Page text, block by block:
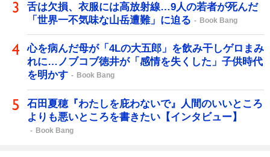
舌は欠損、衣服には高放射線…9人の若者が死んだ
「世界一不気味な山岳遭難」に迫る
Book Bang
心を病んだ母が「4Lの大五郎」を飲み干しゲロまみ
れに…ノブコブ徳井が「感情を失くした」子供時代
を明かす
Book Bang
石田夏穂『わたしを庇わないで』人間のいいところ
よりも悪いところを書きたい【インタビュー】
Book Bang